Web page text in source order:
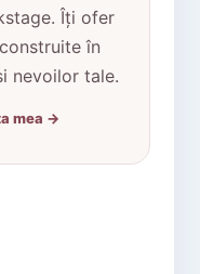
Îți ofer
în
nevoilor tale.
mea →